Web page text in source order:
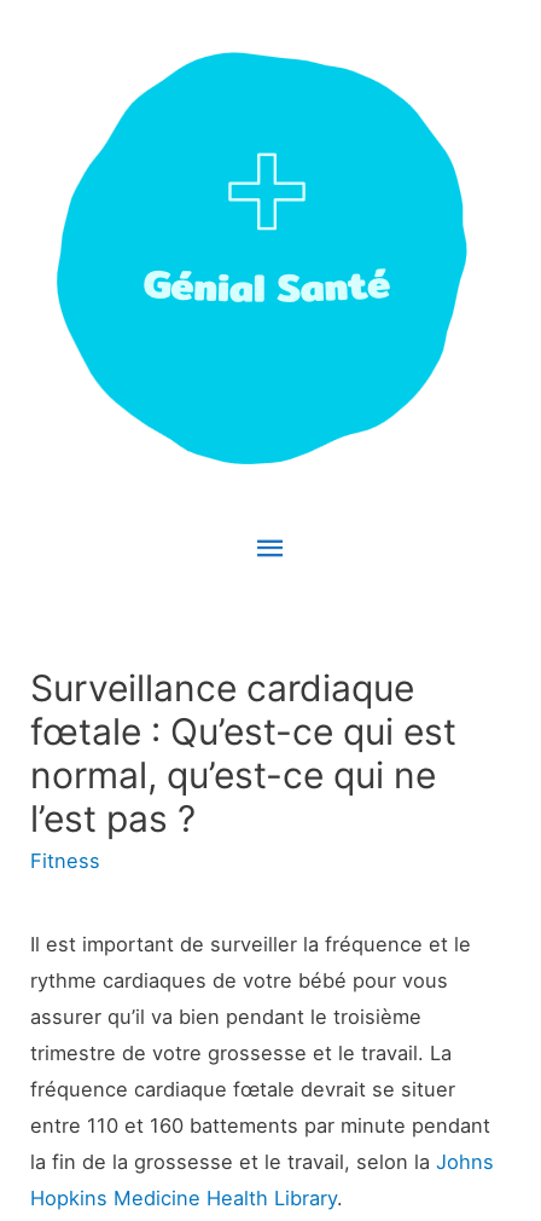
Menu
Surveillance cardiaque
fœtale : Qu’est-ce qui est
normal, qu’est-ce qui ne
l’est pas ?
Fitness
Il est important de surveiller la fréquence et le
rythme cardiaques de votre bébé pour vous
assurer qu’il va bien pendant le troisième
trimestre de votre grossesse et le travail. La
fréquence cardiaque fœtale devrait se situer
entre 110 et 160 battements par minute pendant
la fin de la grossesse et le travail, selon laJohns
Hopkins Medicine Health Library.